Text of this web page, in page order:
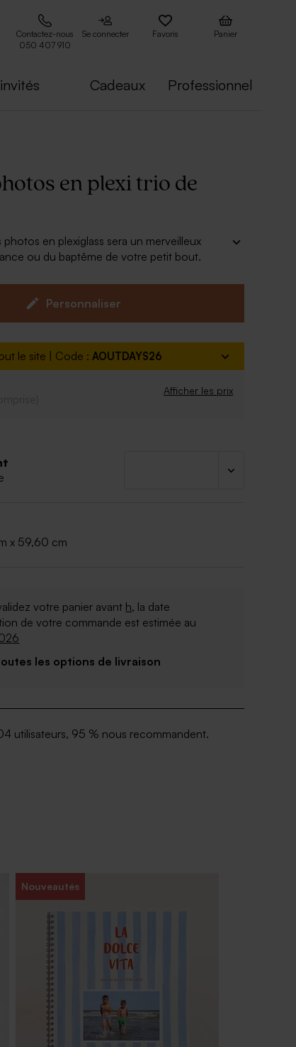
Contactez-nous
050 407 910
Se connecter Favoris Panier
Cadeaux Professionnel
en plexi trio de
en plexiglass sera un merveilleux
ou du baptême de votre petit bout.
prénom et date de naissance.
est prévue pour faciliter la suspension.
cm
Personnaliser
le site | Code :AOUTDAYS26
Afficher les prix
x 59,60 cm
votre panier avant h, la date
de votre commande est estimée au
les options de livraison
utilisateurs, 95 % nous recommandent.
Nouveautés